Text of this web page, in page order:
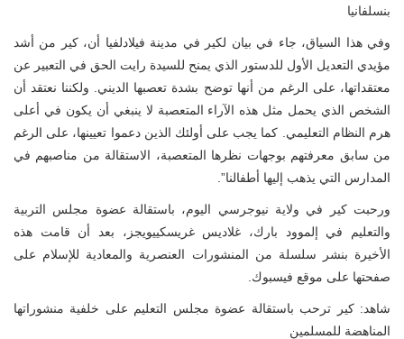
بنسلفانيا
وفي هذا السياق، جاء في بيان لكير في مدينة فيلادلفيا أن، كير من أشد
مؤيدي التعديل الأول للدستور الذي يمنح للسيدة رايت الحق في التعبير عن
معتقداتها، على الرغم من أنها توضح بشدة تعصبها الديني. ولكننا نعتقد أن
الشخص الذي يحمل مثل هذه الآراء المتعصبة لا ينبغي أن يكون في أعلى
هرم النظام التعليمي. كما يجب على أولئك الذين دعموا تعيينها، على الرغم
من سابق معرفتهم بوجهات نظرها المتعصبة، الاستقالة من مناصبهم في
المدارس التي يذهب إليها أطفالنا”.
ورحبت كير في ولاية نيوجرسي اليوم، باستقالة عضوة مجلس التربية
والتعليم في إلموود بارك، غلاديس غريسكييويجز، بعد أن قامت هذه
الأخيرة بنشر سلسلة من المنشورات العنصرية والمعادية للإسلام على
صفحتها على موقع فيسبوك.
شاهد: كير ترحب باستقالة عضوة مجلس التعليم على خلفية منشوراتها
المناهضة للمسلمين